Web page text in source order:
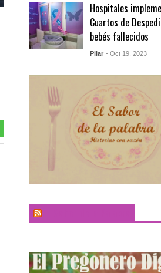
Hospitales
Cuartos de
bebés fallecidos
Pilar - Oct 19, 2023